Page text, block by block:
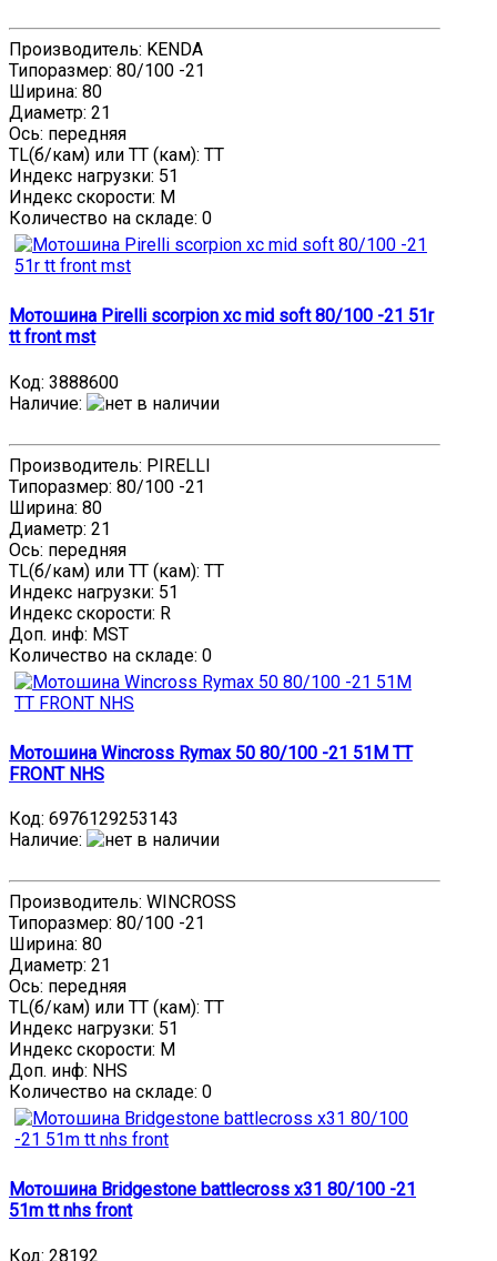
Производитель: KENDA
Типоразмер: 80/100 -21
Ширина: 80
Диаметр: 21
Ось: передняя
TL(б/кам) или TT (кам): TT
Индекс нагрузки: 51
Индекс скорости: M
Количество на складе: 0
Мотошина Pirelli scorpion xc mid soft 80/100 -21 51r
tt front mst
Код: 3888600
Наличие:
Производитель: PIRELLI
Типоразмер: 80/100 -21
Ширина: 80
Диаметр: 21
Ось: передняя
TL(б/кам) или TT (кам): TT
Индекс нагрузки: 51
Индекс скорости: R
Доп. инф: MST
Количество на складе: 0
Мотошина Wincross Rymax 50 80/100 -21 51M TT
FRONT NHS
Код: 6976129253143
Наличие:
Производитель: WINCROSS
Типоразмер: 80/100 -21
Ширина: 80
Диаметр: 21
Ось: передняя
TL(б/кам) или TT (кам): TT
Индекс нагрузки: 51
Индекс скорости: M
Доп. инф: NHS
Количество на складе: 0
Мотошина Bridgestone battlecross x31 80/100 -21
51m tt nhs front
Код: 28192